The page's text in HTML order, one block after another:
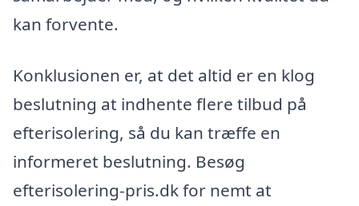
kan forvente.
Konklusionen er, at det altid er en klog
beslutning at indhente flere tilbud på
efterisolering, så du kan træffe en
informeret beslutning. Besøg
efterisolering-pris.dk for nemt at